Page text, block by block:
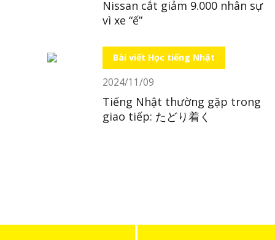
Nissan cắt giảm 9.000 nhân sự
vì xe “ế”
Bài viết Học tiếng Nhật
2024/11/09
Tiếng Nhật thường gặp trong
giao tiếp: たどり着く